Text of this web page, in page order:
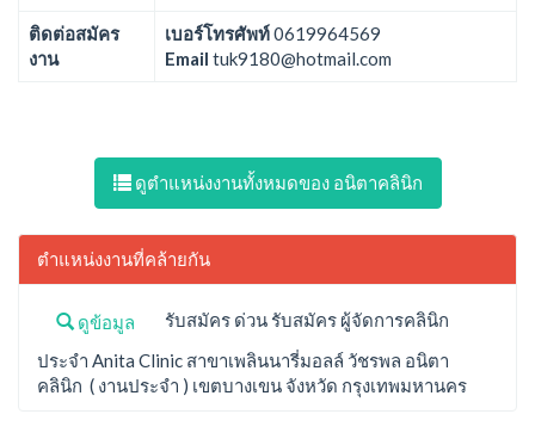
ติดต่อสมัคร
งาน
เบอร์โทรศัพท์0619964569
Email tuk9180@hotmail.com
ดูตำแหน่งงานทั้งหมดของ อนิตาคลินิก
ตำแหน่งงานที่คล้ายกัน
ดูข้อมูล
รับสมัคร ด่วน รับสมัคร ผู้จัดการคลินิก
ประจำ Anita Clinic สาขาเพลินนารี่มอลล์ วัชรพล อนิตา
คลินิก ( งานประจำ ) เขตบางเขน จังหวัด กรุงเทพมหานคร